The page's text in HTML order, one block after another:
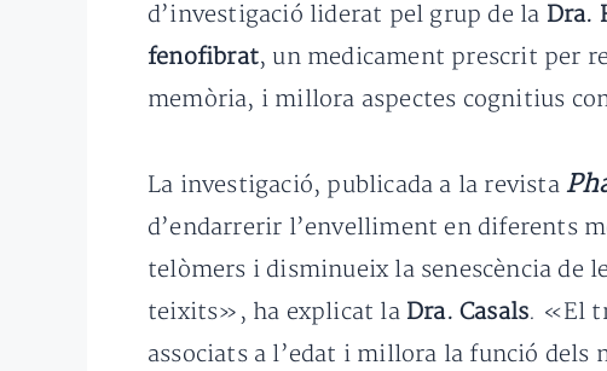
d’investigació liderat pel grup de la Dra.
fenofibrat, un medicament prescrit per
memòria, i millora aspectes cognitius
La investigació, publicada a la revista
d’endarrerir l’envelliment en diferents
telòmers i disminueix la senescència de
teixits», ha explicat la Dra. Casals. «El
associats a l’edat i millora la funció